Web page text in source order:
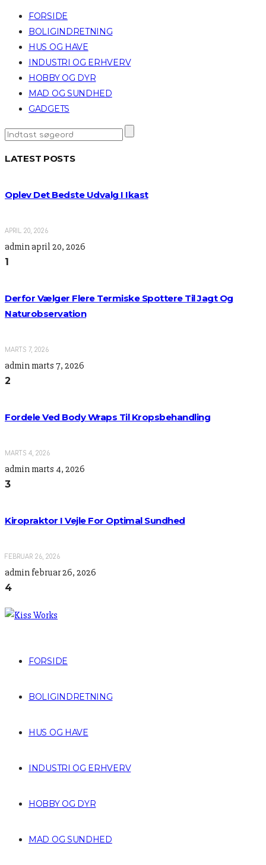
FORSIDE
BOLIGINDRETNING
HUS OG HAVE
INDUSTRI OG ERHVERV
HOBBY OG DYR
MAD OG SUNDHED
GADGETS
LATEST POSTS
Oplev Det Bedste Udvalg I Ikast
APRIL 20, 2026
adminapril 20, 2026
1
Derfor Vælger Flere Termiske Spottere Til Jagt Og
Naturobservation
MARTS 7, 2026
admin marts 7, 2026
2
Fordele Ved Body Wraps Til Kropsbehandling
MARTS 4, 2026
admin marts 4, 2026
3
Kiropraktor I Vejle For Optimal Sundhed
FEBRUAR 26, 2026
admin februar 26, 2026
4
FORSIDE
BOLIGINDRETNING
HUS OG HAVE
INDUSTRI OG ERHVERV
HOBBY OG DYR
MAD OG SUNDHED